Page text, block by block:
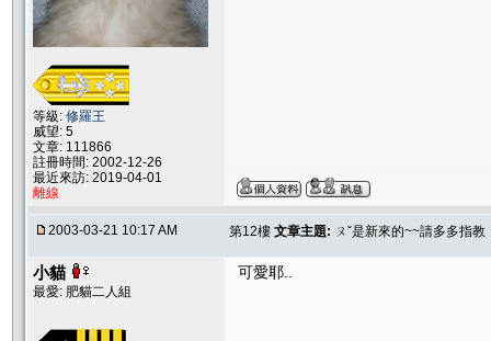
等級: 修羅王
威望: 5
文章: 111866
註冊時間: 2002-12-26
最近來訪: 2019-04-01
離線
2003-03-21 10:17 AM 第12樓 文章主題: ㄡˇ是新來的~~請多多指教
小貓
最愛: 肥貓二人組
可愛耶..